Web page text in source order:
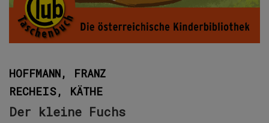
HOFFMANN, FRANZ
RECHEIS, KÄTHE
Der kleine Fuchs